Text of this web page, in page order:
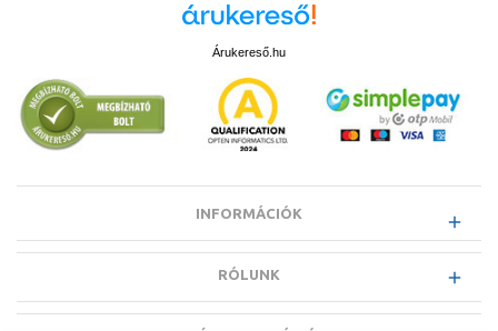
Árukereső.hu
INFORMÁCIÓK
RÓLUNK